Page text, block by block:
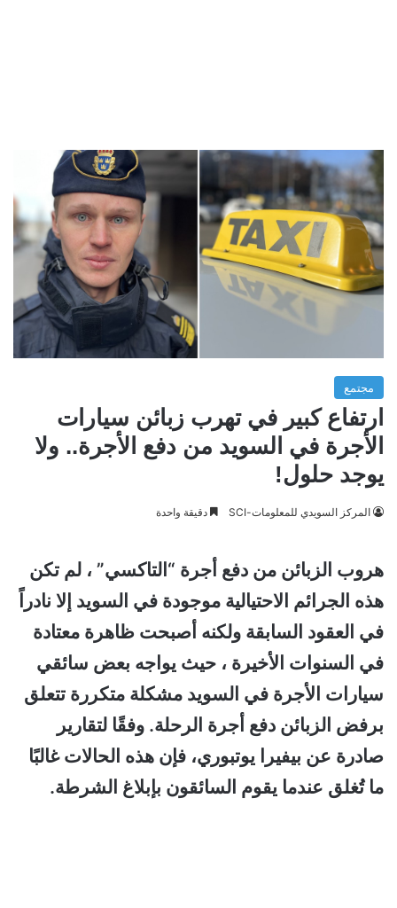
مجتمع
ارتفاع كبير في تهرب زبائن سيارات
الأجرة في السويد من دفع الأجرة.. ولا
يوجد حلول!
المركز السويدي للمعلومات-SCI دقيقة واحدة
هروب الزبائن من دفع أجرة “التاكسي” ، لم تكن
هذه الجرائم الاحتيالية موجودة في السويد إلا نادراً
في العقود السابقة ولكنه أصبحت ظاهرة معتادة
في السنوات الأخيرة ، حيث يواجه بعض سائقي
سيارات الأجرة في السويد مشكلة متكررة تتعلق
برفض الزبائن دفع أجرة الرحلة. وفقًا لتقارير
صادرة عن بيفيرا يوتبوري، فإن هذه الحالات غالبًا
ما تُغلق عندما يقوم السائقون بإبلاغ الشرطة.